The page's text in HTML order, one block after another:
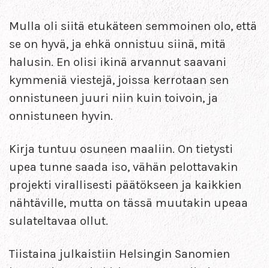
Mulla oli siitä etukäteen semmoinen olo, että
se on hyvä, ja ehkä onnistuu siinä, mitä
halusin. En olisi ikinä arvannut saavani
kymmeniä viestejä, joissa kerrotaan sen
onnistuneen juuri niin kuin toivoin, ja
onnistuneen hyvin.
Kirja tuntuu osuneen maaliin. On tietysti
upea tunne saada iso, vähän pelottavakin
projekti virallisesti päätökseen ja kaikkien
nähtäville, mutta on tässä muutakin upeaa
sulateltavaa ollut.
Tiistaina julkaistiin Helsingin Sanomien